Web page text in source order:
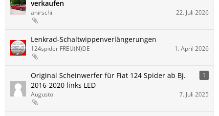
verkaufen
ahirschi 22. Juli 2026
Lenkrad-Schaltwippenverlängerungen
124spider FREU(N)DE 1. April 2026
Original Scheinwerfer für Fiat 124 Spider ab Bj.
2016-2020 links LED
1
Augusto 7. Juli 2025